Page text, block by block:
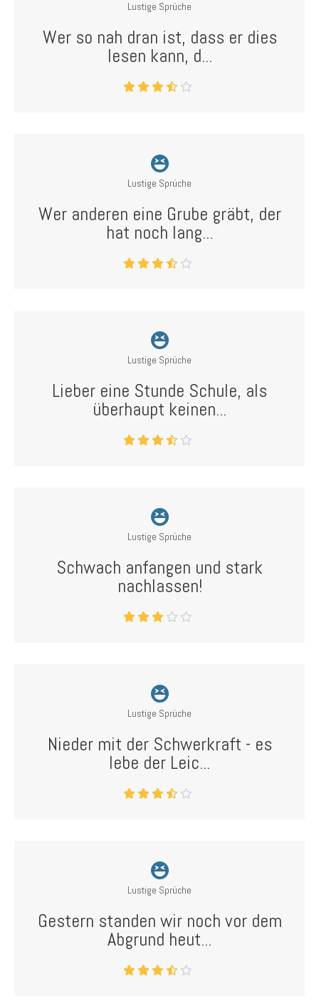
Lustige Sprüche
Wer so nah dran ist, dass er dies
lesen kann, d...
Lustige Sprüche
Wer anderen eine Grube gräbt, der
hat noch lang...
Lustige Sprüche
Lieber eine Stunde Schule, als
überhaupt keinen...
Lustige Sprüche
Schwach anfangen und stark
nachlassen!
Lustige Sprüche
Nieder mit der Schwerkraft - es
lebe der Leic...
Lustige Sprüche
Gestern standen wir noch vor dem
Abgrund heut...